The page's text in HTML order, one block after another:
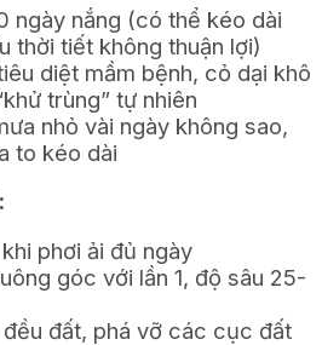
ngày nắng (có thể kéo dài
thời tiết không thuận lợi)
diệt mầm bệnh, cỏ dại khô
trùng” tự nhiên
nhỏ vài ngày không sao,
to kéo dài
phơi ải đủ ngày
góc với lần 1, độ sâu 25-
đều đất, phá vỡ các cục đất